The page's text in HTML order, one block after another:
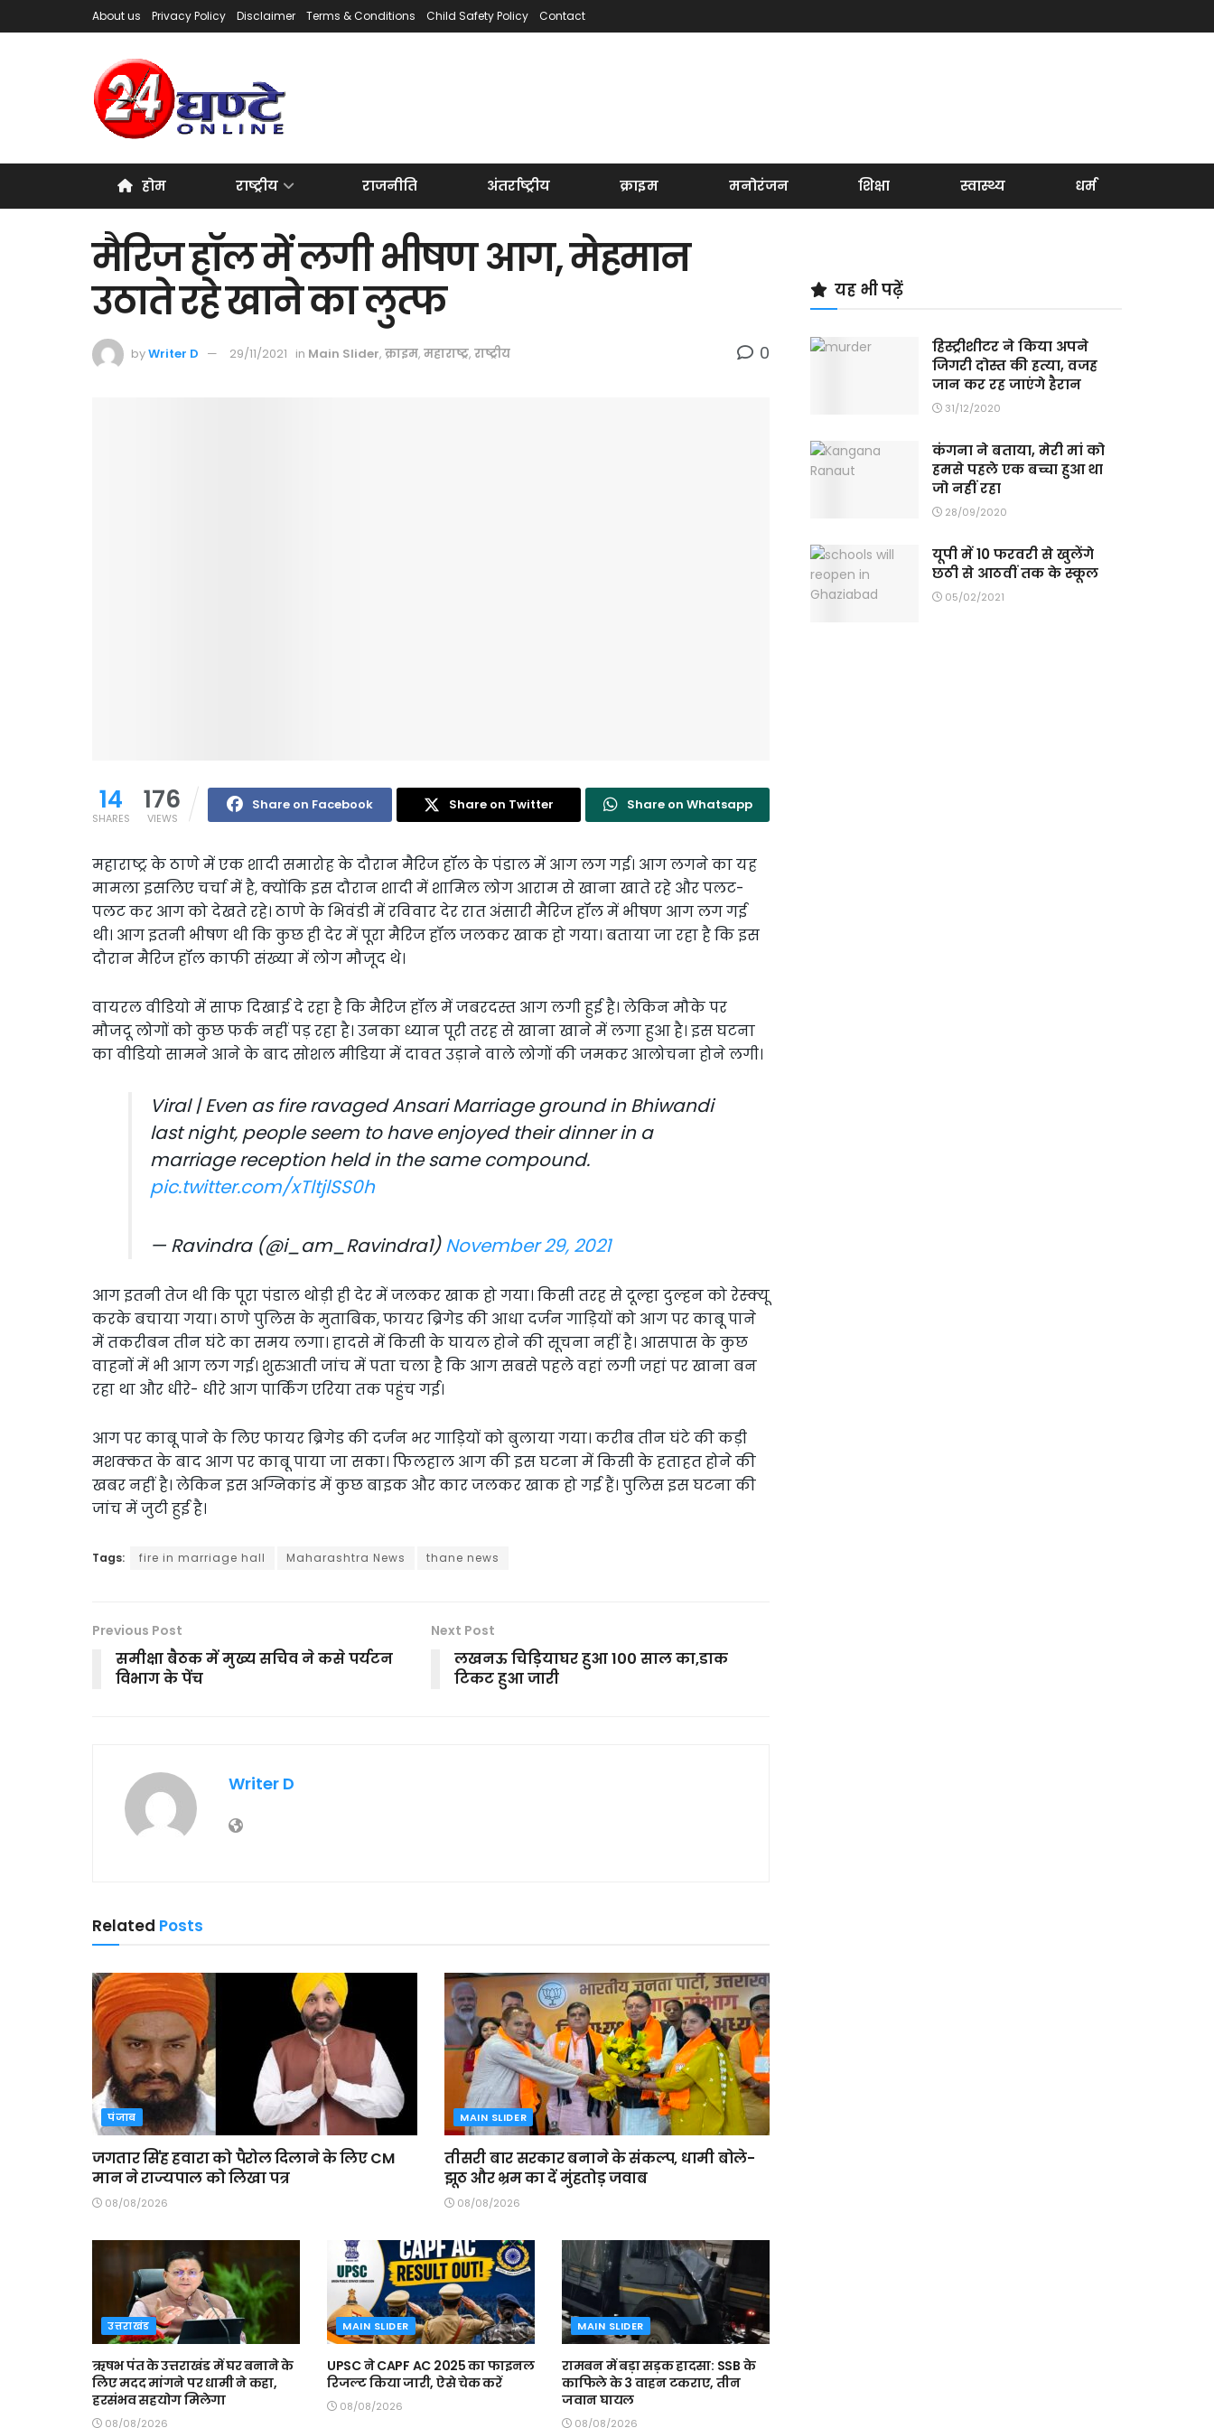
About us Privacy Policy Disclaimer Terms & Conditions Child Safety Policy Contact
होम राष्ट्रीय राजनीति अंतर्राष्ट्रीय क्राइम मनोरंजन शिक्षा स्वास्थ्य धर्म
मैरिज हॉल में लगी भीषण आग, मेहमान
उठाते रहे खाने का लुत्फ
byWriter D 29/11/2021 in Main Slider, क्राइम, महाराष्ट्र, राष्ट्रीय 0
14
SHARES
176
VIEWS
Share on Facebook Share on Twitter Share on Whatsapp
महाराष्ट्र के ठाणे में एक शादी समारोह के दौरान मैरिज हॉल के पंडाल में आग लग गई। आग लगने का यह
मामला इसलिए चर्चा में है, क्योंकि इस दौरान शादी में शामिल लोग आराम से खाना खाते रहे और पलट-
पलट कर आग को देखते रहे। ठाणे के भिवंडी में रविवार देर रात अंसारी मैरिज हॉल में भीषण आग लग गई
थी। आग इतनी भीषण थी कि कुछ ही देर में पूरा मैरिज हॉल जलकर खाक हो गया। बताया जा रहा है कि इस
दौरान मैरिज हॉल काफी संख्या में लोग मौजूद थे।
वायरल वीडियो में साफ दिखाई दे रहा है कि मैरिज हॉल में जबरदस्त आग लगी हुई है। लेकिन मौके पर
मौजदू लोगों को कुछ फर्क नहीं पड़ रहा है। उनका ध्यान पूरी तरह से खाना खाने में लगा हुआ है। इस घटना
का वीडियो सामने आने के बाद सोशल मीडिया में दावत उड़ाने वाले लोगों की जमकर आलोचना होने लगी।
Viral | Even as fire ravaged Ansari Marriage ground in Bhiwandi
last night, people seem to have enjoyed their dinner in a
marriage reception held in the same compound.
pic.twitter.com/xTltjlSS0h
— Ravindra (@i_am_Ravindra1)November 29, 2021
आग इतनी तेज थी कि पूरा पंडाल थोड़ी ही देर में जलकर खाक हो गया। किसी तरह से दूल्हा दुल्हन को रेस्क्यू
करके बचाया गया। ठाणे पुलिस के मुताबिक, फायर ब्रिगेड की आधा दर्जन गाड़ियों को आग पर काबू पाने
में तकरीबन तीन घंटे का समय लगा। हादसे में किसी के घायल होने की सूचना नहीं है। आसपास के कुछ
वाहनों में भी आग लग गई। शुरुआती जांच में पता चला है कि आग सबसे पहले वहां लगी जहां पर खाना बन
रहा था और धीरे- धीरे आग पार्किंग एरिया तक पहुंच गई।
आग पर काबू पाने के लिए फायर ब्रिगेड की दर्जन भर गाड़ियों को बुलाया गया। करीब तीन घंटे की कड़ी
मशक्कत के बाद आग पर काबू पाया जा सका। फिलहाल आग की इस घटना में किसी के हताहत होने की
खबर नहीं है। लेकिन इस अग्निकांड में कुछ बाइक और कार जलकर खाक हो गई हैं। पुलिस इस घटना की
जांच में जुटी हुई है।
Tags: fire in marriage hall Maharashtra News thane news
Previous Post
समीक्षा बैठक में मुख्य सचिव ने कसे पर्यटन
विभाग के पेंच
Next Post
लखनऊ चिड़ियाघर हुआ 100 साल का,डाक
टिकट हुआ जारी
Writer D
Related Posts
पंजाब
जगतार सिंह हवारा को पैरोल दिलाने के लिए CM
मान ने राज्यपाल को लिखा पत्र
08/08/2026
MAIN SLIDER
तीसरी बार सरकार बनाने के संकल्प, धामी बोले-
झूठ और भ्रम का दें मुंहतोड़ जवाब
08/08/2026
उत्तराखंड
ऋषभ पंत के उत्तराखंड में घर बनाने के
लिए मदद मांगने पर धामी ने कहा,
हरसंभव सहयोग मिलेगा
08/08/2026
MAIN SLIDER
UPSC ने CAPF AC 2025 का फाइनल
रिजल्ट किया जारी, ऐसे चेक करें
08/08/2026
MAIN SLIDER
रामबन में बड़ा सड़क हादसा: SSB के
काफिले के 3 वाहन टकराए, तीन
जवान घायल
08/08/2026
यह भी पढ़ें
हिस्ट्रीशीटर ने किया अपने
जिगरी दोस्त की हत्या, वजह
जान कर रह जाएंगे हैरान
31/12/2020
कंगना ने बताया, मेरी मां को
हमसे पहले एक बच्चा हुआ था
जो नहीं रहा
28/09/2020
यूपी में 10 फरवरी से खुलेंगे
छठी से आठवीं तक के स्‍कूल
05/02/2021